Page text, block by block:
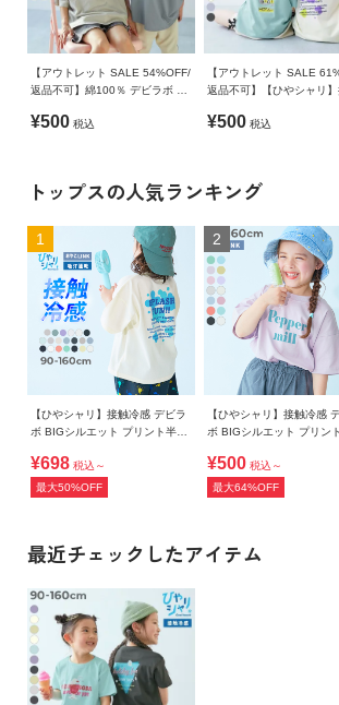
【アウトレット SALE 54%OFF/
返品不可】綿100％ デビラボ ス
半袖Tシャツ
¥500 税込
【アウトレット SALE
返品不可】【ひやシャリ】
リント半袖Tシャツ
¥500 税込
トップスの人気ランキング
1
【ひやシャリ】接触冷感 デビラ
ボ BIGシルエット プリント半袖
¥698 税込～
最大50%OFF
2
【ひやシャリ】接触冷感
ボ BIGシルエット プリン
¥500 税込～
最大64%OFF
最近チェックしたアイテム